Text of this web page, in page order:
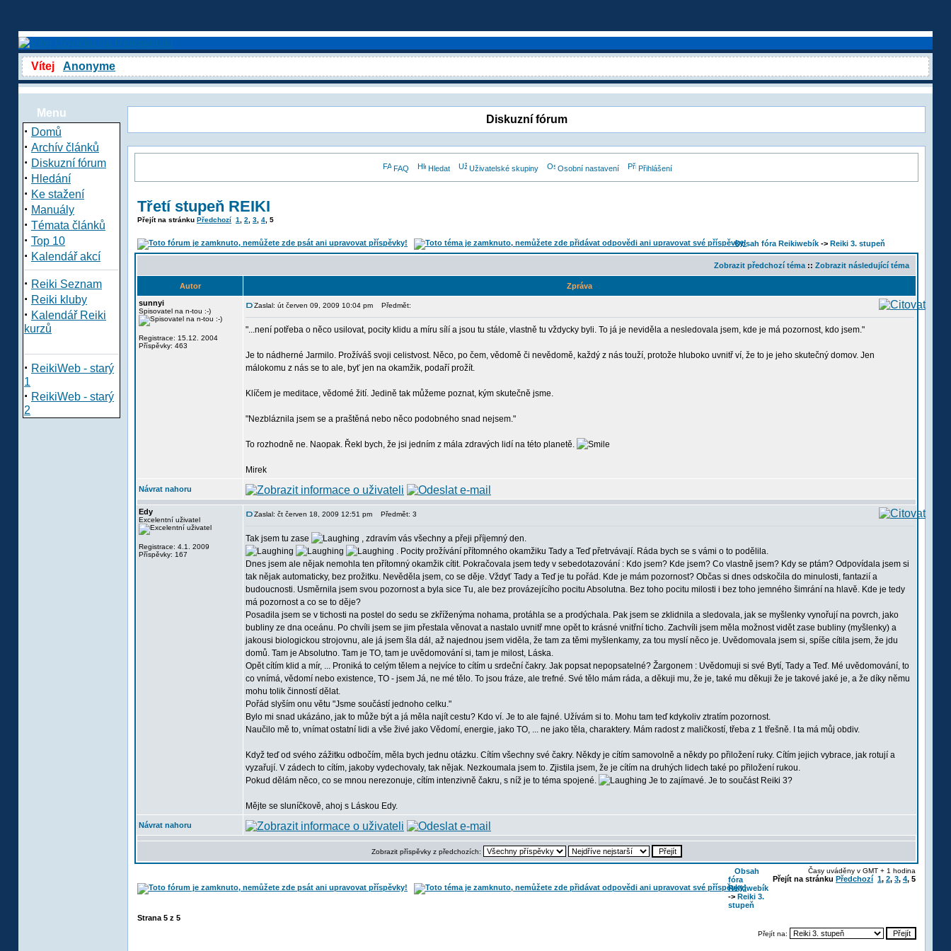
Vítej Anonyme
Menu
· Domů
· Archív článků
· Diskuzní fórum
· Hledání
· Ke stažení
· Manuály
· Témata článků
· Top 10
· Kalendář akcí
· Reiki Seznam
· Reiki kluby
· Kalendář Reiki
kurzů
· ReikiWeb - starý
1
· ReikiWeb - starý
2
Diskuzní fórum
FAQ Hledat Uživatelské skupiny Osobní nastavení Přihlášení
Třetí stupeň REIKI
Přejít na stránku Předchozí 1 2 3 4 5
Obsah fóra Reikiwebík -> Reiki 3. stupeň
Zobrazit předchozí téma :: Zobrazit následující téma
Autor
Zpráva
sunnyi
Spisovatel na n-tou :-)
Registrace: 15.12. 2004
Příspěvky: 463
Zaslal: út červen 09, 2009 10:04 pm Předmět:
"...není potřeba o něco usilovat, pocity klidu a míru sílí a jsou tu stále, vlastně tu vždycky byli. To já je neviděla a nesledovala jsem, kde je má pozornost, kdo jsem."
Je to nádherné Jarmilo. Prožíváš svoji celistvost. Něco, po čem, vědomě či nevědomě, každý z nás touží, protože hluboko uvnitř ví, že to je jeho skutečný domov. Jen
málokomu z nás se to ale, byť jen na okamžik, podaří prožít.
Klíčem je meditace, vědomé žití. Jedině tak můžeme poznat, kým skutečně jsme.
"Nezbláznila jsem se a praštěná nebo něco podobného snad nejsem."
To rozhodně ne. Naopak. Řekl bych, že jsi jedním z mála zdravých lidí na této planetě.
Mirek
Návrat nahoru
Edy
Excelentní uživatel
Registrace: 4.1. 2009
Příspěvky: 167
Zaslal: čt červen 18, 2009 12:51 pm Předmět: 3
Tak jsem tu zase
, zdravím vás všechny a přeji příjemný den.
. Pocity prožívání přítomného okamžiku Tady a Teď přetrvávají. Ráda bych se s vámi o to podělila.
Dnes jsem ale nějak nemohla ten přítomný okamžik cítit. Pokračovala jsem tedy v sebedotazování : Kdo jsem? Kde jsem? Co vlastně jsem? Kdy se ptám? Odpovídala jsem si
tak nějak automaticky, bez prožitku. Nevěděla jsem, co se děje. Vždyť Tady a Teď je tu pořád. Kde je mám pozornost? Občas si dnes odskočila do minulosti, fantazií a
budoucnosti. Usměrnila jsem svou pozornost a byla sice Tu, ale bez provázejícího pocitu Absolutna. Bez toho pocitu milosti i bez toho jemného šimrání na hlavě. Kde je tedy
má pozornost a co se to děje?
Posadila jsem se v tichosti na postel do sedu se zkříženýma nohama, protáhla se a prodýchala. Pak jsem se zklidnila a sledovala, jak se myšlenky vynořují na povrch, jako
bubliny ze dna oceánu. Po chvíli jsem se jim přestala věnovat a nastalo uvnitř mne opět to krásné vnitřní ticho. Zachvíli jsem měla možnost vidět zase bubliny (myšlenky) a
jakousi biologickou strojovnu, ale já jsem šla dál, až najednou jsem viděla, že tam za těmi myšlenkamy, za tou myslí něco je. Uvědomovala jsem si, spíše cítila jsem, že jdu
domů. Tam je Absolutno. Tam je TO, tam je uvědomování si, tam je milost, Láska.
Opět cítím klid a mír, ... Proniká to celým tělem a nejvíce to cítím u srdeční čakry. Jak popsat nepopsatelné? Žargonem : Uvědomuji si své Bytí, Tady a Teď. Mé uvědomování, to
co vnímá, vědomí nebo existence, TO - jsem Já, ne mé tělo. To jsou fráze, ale trefné. Své tělo mám ráda, a děkuji mu, že je, také mu děkuji že je takové jaké je, a že díky němu
mohu tolik činností dělat.
Pořád slyším onu větu "Jsme součástí jednoho celku."
Bylo mi snad ukázáno, jak to může být a já měla najít cestu? Kdo ví. Je to ale fajné. Užívám si to. Mohu tam teď kdykoliv ztratím pozornost.
Naučilo mě to, vnímat ostatní lidi a vše živé jako Vědomí, energie, jako TO, ... ne jako těla, charaktery. Mám radost z maličkostí, třeba z 1 třešně. I ta má můj obdiv.
Když teď od svého zážitku odbočím, měla bych jednu otázku. Cítím všechny své čakry. Někdy je cítím samovolně a někdy po přiložení ruky. Cítím jejich vybrace, jak rotují a
vyzařují. V zádech to cítím, jakoby vydechovaly, tak nějak. Nezkoumala jsem to. Zjistila jsem, že je cítím na druhých lidech také po přiložení rukou.
Pokud dělám něco, co se mnou nerezonuje, cítím intenzivně čakru, s níž je to téma spojené.
Je to zajímavé. Je to součást Reiki 3?
Mějte se sluníčkově, ahoj s Láskou Edy.
Návrat nahoru
Zobrazit příspěvky z předchozích:
Obsah
fóra
Reikiwebík
-> Reiki 3.
stupeň
Časy uváděny v GMT + 1 hodina
Přejít na stránku Předchozí 1, 2, 3, 4, 5
Strana 5 z 5
Přejít na: